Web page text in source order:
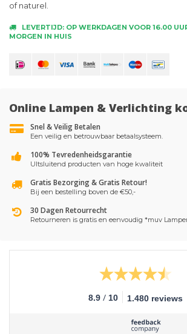
of naturel.
LEVERTIJD: OP WERKDAGEN VOOR 16.00
MORGEN IN HUIS
Online Lampen & Verlichting
Snel & Veilig Betalen
Een veilig en betrouwbaar betaalsysteem.
100% Tevredenheidsgarantie
UItsluitend producten van hoge kwaliteit
Gratis Bezorging & Gratis Retour!
Bij een bestelling boven de €50,-
30 Dagen Retourrecht
Retourneren is gratis en eenvoudig *muv
8.9 / 10 1.480 reviews